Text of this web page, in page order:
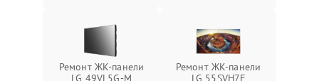
Ремонт ЖК-панели
LG 49VL5G-M
Ремонт ЖК-панели
LG 55SVH7F